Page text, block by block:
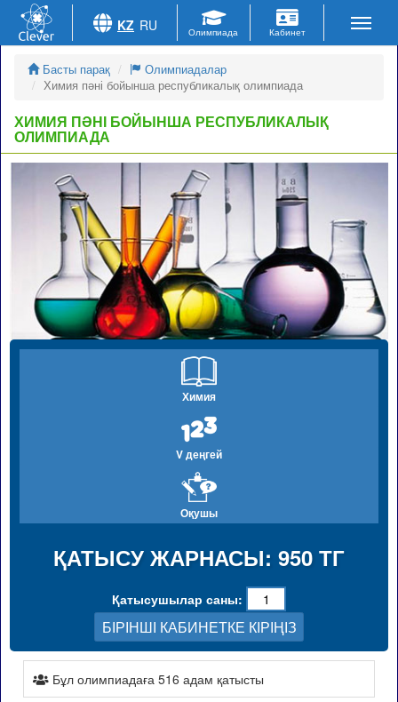
Басты парақ
Олимпиадалар
Химия пәні бойынша республикалық олимпиада
ХИМИЯ ПӘНІ БОЙЫНША РЕСПУБЛИКАЛЫҚ
ОЛИМПИАДА
Химия
V деңгей
Оқушы
ҚАТЫСУ ЖАРНАСЫ: 950 ТГ
Қатысушылар саны:
БІРІНШІ КАБИНЕТКЕ КІРІҢІЗ
Бұл олимпиадаға 516 адам қатысты
KZ RU